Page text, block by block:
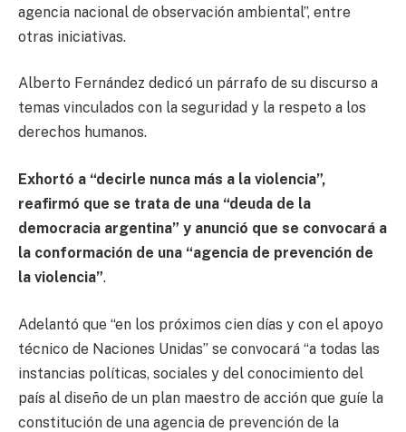
agencia nacional de observación ambiental”, entre
otras iniciativas.
Alberto Fernández dedicó un párrafo de su discurso a
temas vinculados con la seguridad y la respeto a los
derechos humanos.
Exhortó a “decirle nunca más a la violencia”,
reafirmó que se trata de una “deuda de la
democracia argentina” y anunció que se convocará a
la conformación de una “agencia de prevención de
la violencia”.
Adelantó que “en los próximos cien días y con el apoyo
técnico de Naciones Unidas” se convocará “a todas las
instancias políticas, sociales y del conocimiento del
país al diseño de un plan maestro de acción que guíe la
constitución de una agencia de prevención de la